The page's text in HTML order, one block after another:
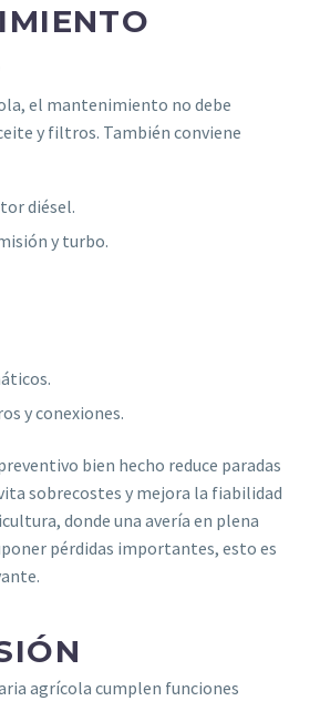
el mantenimiento no debe
y filtros. También conviene
diésel.
y turbo.
y conexiones.
bien hecho reduce paradas
sobrecostes y mejora la fiabilidad
donde una avería en plena
pérdidas importantes, esto es
agrícola cumplen funciones